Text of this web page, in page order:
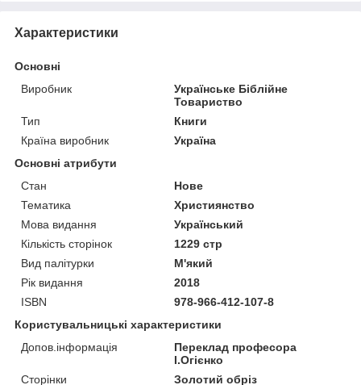
Характеристики
Основні
Виробник
Українське Біблійне
Товариство
Тип
Книги
Країна виробник
Україна
Основні атрибути
Стан
Нове
Тематика
Християнство
Мова видання
Український
Кількість сторінок
1229 стр
Вид палітурки
М'який
Рік видання
2018
ISBN
978-966-412-107-8
Користувальницькі характеристики
Допов.інформація
Переклад професора
І.Огієнко
Сторінки
Золотий обріз